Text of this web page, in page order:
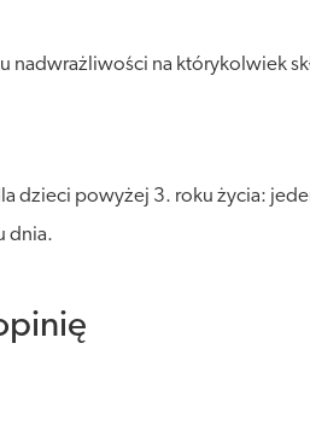
nadwrażliwości na którykolwiek
dzieci powyżej 3. roku życia:
dnia.